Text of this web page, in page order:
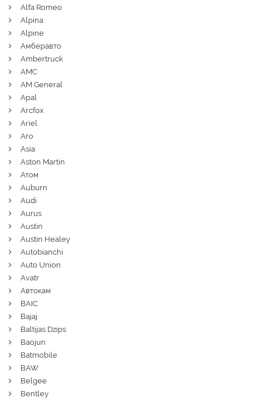
Alfa Romeo
Alpina
Alpine
Амберавто
Ambertruck
AMC
AM General
Apal
Arcfox
Ariel
Aro
Asia
Aston Martin
Атом
Auburn
Audi
Aurus
Austin
Austin Healey
Autobianchi
Auto Union
Avatr
Автокам
BAIC
Bajaj
Baltijas Dzips
Baojun
Batmobile
BAW
Belgee
Bentley